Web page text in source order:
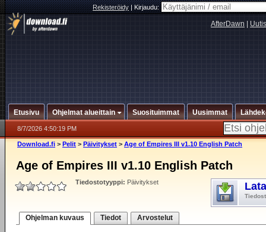
Rekisteröidy|Kirjaudu:
AfterDawn
Etusivu Ohjelmat alueittain Suosituimmat Uusimmat
8/7/2026 4:50:19 PM
Download.fi > Pelit > Päivitykset > Age of Empires III v1.10 English Patch
Age of Empires III v1.10 English Patch
Tiedostotyyppi: Päivitykset
Ohjelman kuvaus Tiedot Arvostelut